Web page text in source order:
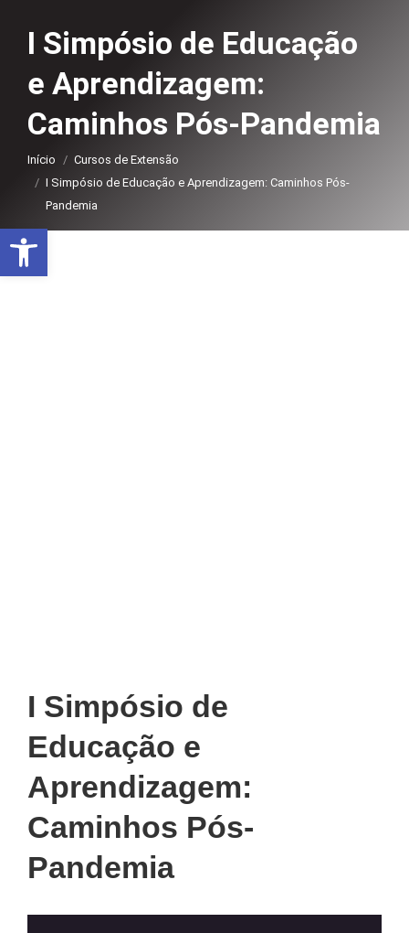
I Simpósio de Educação
e Aprendizagem:
Caminhos Pós-Pandemia
Você está aqui:
Início
Cursos de Extensão
I Simpósio de Educação e Aprendizagem: Caminhos Pós-
Pandemia
I Simpósio de
Educação e
Aprendizagem:
Caminhos Pós-
Pandemia
Abrir a barra de ferramentas